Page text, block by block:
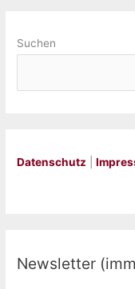
Suchen
Datenschutz |
Newsletter